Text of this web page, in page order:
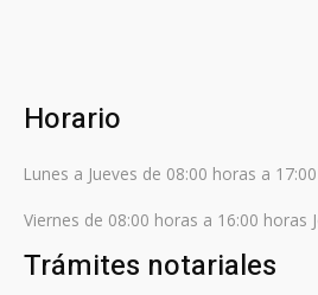
Horario
Lunes a Jueves de 08:00 horas a
Viernes de 08:00 horas a 16:00 horas
Trámites notariales